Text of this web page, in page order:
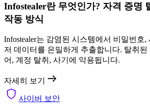
Infostealer란 무엇인가? 자격 증명
작동 방식
Infostealer는 감염된 시스템에서 비밀번호,
저 데이터를 은밀하게 추출합니다. 탈취된
어, 계정 탈취, 사기에 악용됩니다.
자세히 보기
사이버 보안